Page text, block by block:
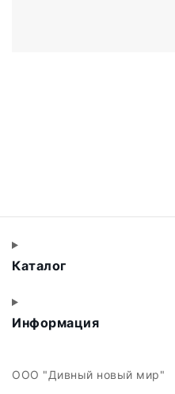
Каталог
Информация
ООО "Дивный новый мир"